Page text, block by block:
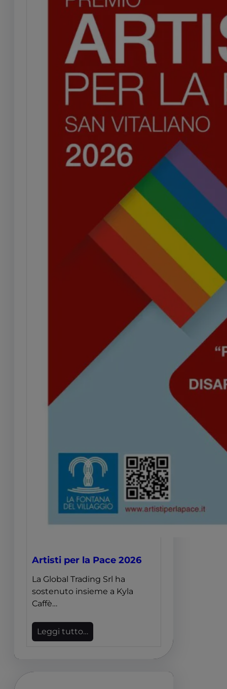
Artisti per la Pace 2026
La Global Trading Srl ha
sostenuto insieme a Kyla
Caffè…
Leggi tutto…